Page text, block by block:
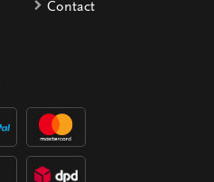
Contact